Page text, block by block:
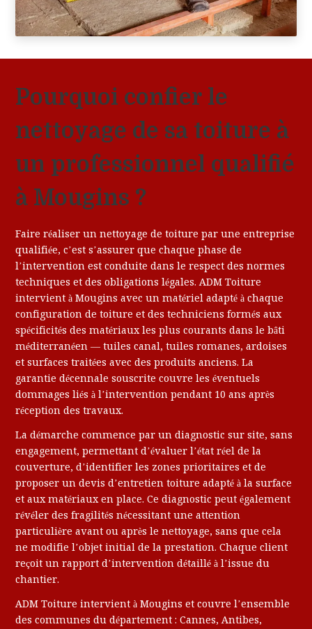
Pourquoi confier le
nettoyage de sa toiture à
un professionnel qualifié
à Mougins ?
Faire réaliser un nettoyage de toiture par une entreprise
qualifiée, c’est s’assurer que chaque phase de
l’intervention est conduite dans le respect des normes
techniques et des obligations légales. ADM Toiture
intervient à Mougins avec un matériel adapté à chaque
configuration de toiture et des techniciens formés aux
spécificités des matériaux les plus courants dans le bâti
méditerranéen — tuiles canal, tuiles romanes, ardoises
et surfaces traitées avec des produits anciens. La
garantie décennale souscrite couvre les éventuels
dommages liés à l’intervention pendant 10 ans après
réception des travaux.
La démarche commence par un diagnostic sur site, sans
engagement, permettant d’évaluer l’état réel de la
couverture, d’identifier les zones prioritaires et de
proposer un devis d’entretien toiture adapté à la surface
et aux matériaux en place. Ce diagnostic peut également
révéler des fragilités nécessitant une attention
particulière avant ou après le nettoyage, sans que cela
ne modifie l’objet initial de la prestation. Chaque client
reçoit un rapport d’intervention détaillé à l’issue du
chantier.
ADM Toiture intervient à Mougins et couvre l’ensemble
des communes du département : Cannes, Antibes,